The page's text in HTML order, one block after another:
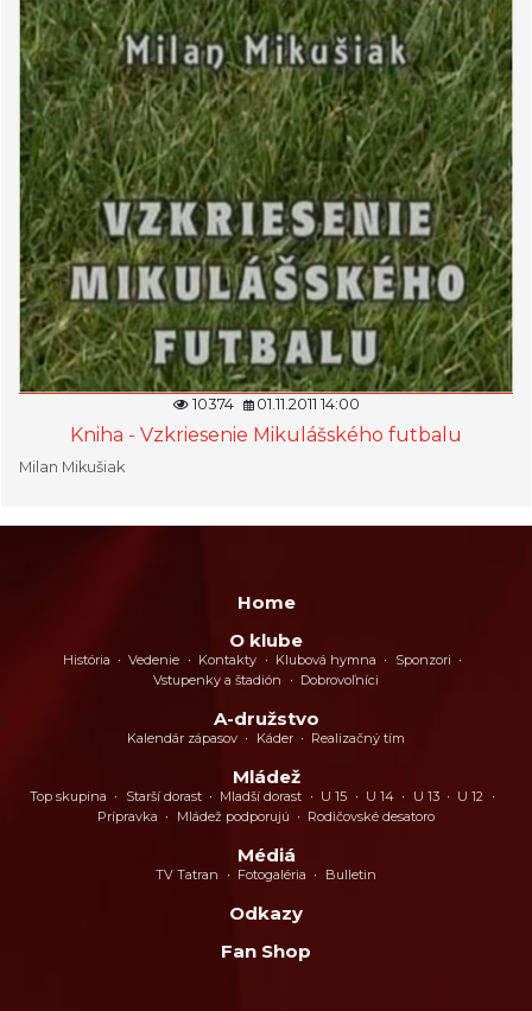
10374 01.11.2011 14:00
Kniha - Vzkriesenie Mikulášského futbalu
Milan Mikušiak
Home
O klube
História Vedenie Kontakty Klubová hymna
Sponzori
Vstupenky a štadión
Dobrovoľníci
A-družstvo
Kalendár zápasov Káder Realizačný tím
Mládež
Top skupina Starší dorast Mladší dorast U 15 U 14 U 13
U 12
Prípravka
Mládež podporujú Rodičovské desatoro
Médiá
TV Tatran Fotogaléria Bulletin
Odkazy
Fan Shop